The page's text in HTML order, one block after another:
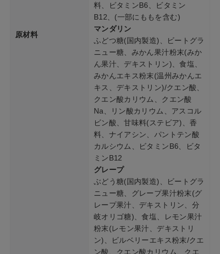
原材料
料、ビタミンB6、ビタミン
B12、(一部にももを含む)
マンダリン
ふどつ糖(国内製造)、ビートグラ
ニュー糖、みかん果汁粉末(みか
ん果汁、デキストリン)、食塩、
みかんエキス粉末(温州みかんエ
キス、デキストリン)/クエン酸、
クエン酸カリウム、クエン酸
Na、リン酸カリウム、アスコル
ビン酸、甘味料(ステビア)、香
料、ナイアシン、パントテン酸
カルシウム、ビタミンB6、ビタ
ミンB12
グレープ
ぶどう糖(国内製造)、ビートグラ
ニュー糖、グレープ果汁粉末(グ
レープ果汁、デキストリン、分
岐オリゴ糖)、食塩、レモン果汁
粉末(レモン果汁、デキストリ
ン)、ビルベリーエキス粉末/クエ
ン酸、クエン酸カリウム、クエ